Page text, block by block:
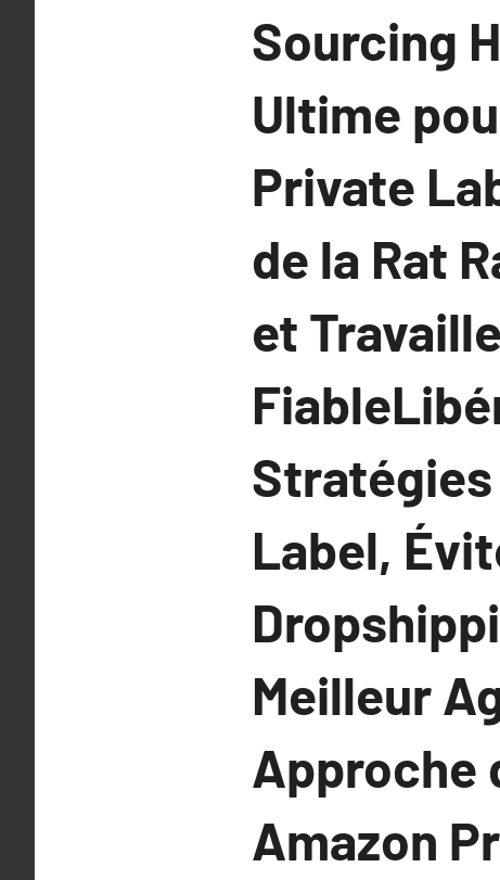
Sourcing
Ultime
Private
de la Rat
et
Label,
Meilleur
Approche
Amazon